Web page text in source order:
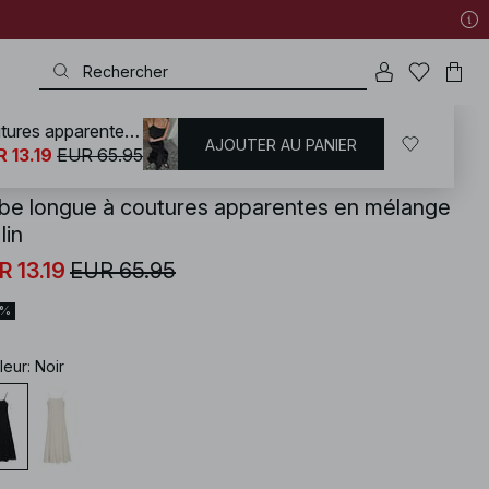
/ Vêtements en lin / Robes en lin
longue à coutures apparentes en mélange
13.19 EUR 65.95
: Noir
Robe longue à coutures apparentes en mélange de lin
13.19 EUR 65.95 AJOUTER AU PANIER